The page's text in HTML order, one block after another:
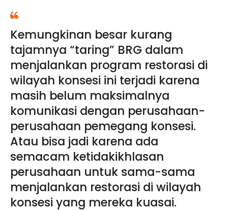
Kemungkinan besar kurang
tajamnya “taring” BRG dalam
menjalankan program restorasi di
wilayah konsesi ini terjadi karena
masih belum maksimalnya
komunikasi dengan perusahaan-
perusahaan pemegang konsesi.
Atau bisa jadi karena ada
semacam ketidakikhlasan
perusahaan untuk sama-sama
menjalankan restorasi di wilayah
konsesi yang mereka kuasai.